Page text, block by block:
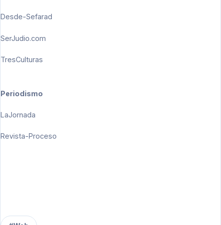
Desde-Sefarad
SerJudio.com
TresCulturas
Periodismo
LaJornada
Revista-Proceso